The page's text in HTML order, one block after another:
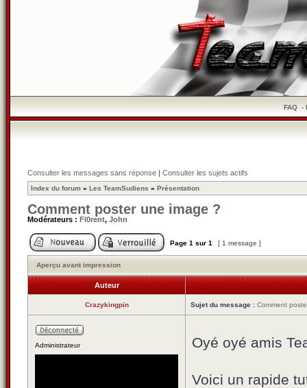
FAQ-
Consulter les messages sans réponse | Consulter les sujets actifs
Index du forum » Les TeamSudiens » Présentation
Comment poster une image ?
Modérateurs : Fl0rent, John
Page 1 sur 1 [ 1 message ]
Aperçu avant impression
Auteur
Crazykingpin Sujet du message : Comment
Administrateur Oyé oyé amis
Voici un rapide